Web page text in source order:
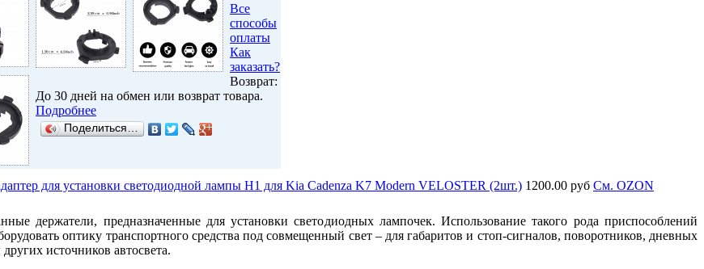
Все
способы
оплаты
Как
заказать?
Возврат:
До 30 дней на обмен или возврат товара.
Подробнее
Поделиться…
для установки светодиодной лампы H1 для Kia Cadenza K7 Modern VELOSTER (2шт.) 1200.00 руб Cм. OZON
держатели, предназначенные для установки светодиодных лампочек. Использование такого рода приспособлений
оптику транспортного средства под совмещенный свет – для габаритов и стоп-сигналов, поворотников, дневных
источников автосвета.